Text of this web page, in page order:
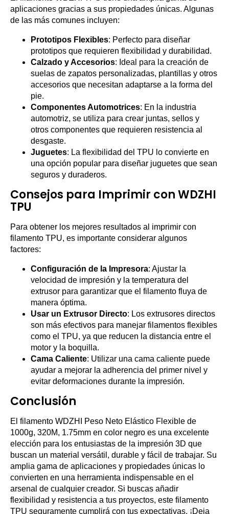
aplicaciones gracias a sus propiedades únicas. Algunas
de las más comunes incluyen:
Prototipos Flexibles: Perfecto para diseñar
prototipos que requieren flexibilidad y durabilidad.
Calzado y Accesorios: Ideal para la creación de
suelas de zapatos personalizadas, plantillas y otros
accesorios que necesitan adaptarse a la forma del
pie.
Componentes Automotrices: En la industria
automotriz, se utiliza para crear juntas, sellos y
otros componentes que requieren resistencia al
desgaste.
Juguetes: La flexibilidad del TPU lo convierte en
una opción popular para diseñar juguetes que sean
seguros y duraderos.
Consejos para Imprimir con WDZHI
TPU
Para obtener los mejores resultados al imprimir con
filamento TPU, es importante considerar algunos
factores:
Configuración de la Impresora: Ajustar la
velocidad de impresión y la temperatura del
extrusor para garantizar que el filamento fluya de
manera óptima.
Usar un Extrusor Directo: Los extrusores directos
son más efectivos para manejar filamentos flexibles
como el TPU, ya que reducen la distancia entre el
motor y la boquilla.
Cama Caliente: Utilizar una cama caliente puede
ayudar a mejorar la adherencia del primer nivel y
evitar deformaciones durante la impresión.
Conclusión
El filamento WDZHI Peso Neto Elástico Flexible de
1000g, 320M, 1.75mm en color negro es una excelente
elección para los entusiastas de la impresión 3D que
buscan un material versátil, durable y fácil de trabajar. Su
amplia gama de aplicaciones y propiedades únicas lo
convierten en una herramienta indispensable en el
arsenal de cualquier creador. Si buscas añadir
flexibilidad y resistencia a tus proyectos, este filamento
TPU seguramente cumplirá con tus expectativas. ¡Deja